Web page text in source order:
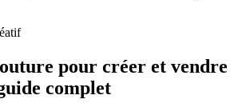
pour créer et vendre
complet